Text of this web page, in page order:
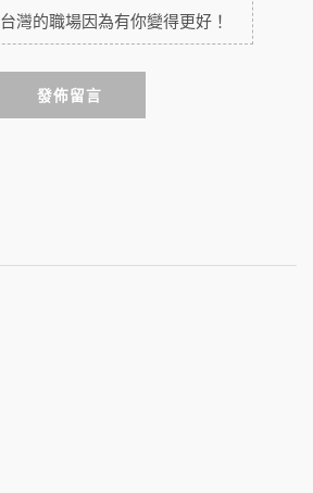
台灣的職場因為有你變得更好！
發佈留言